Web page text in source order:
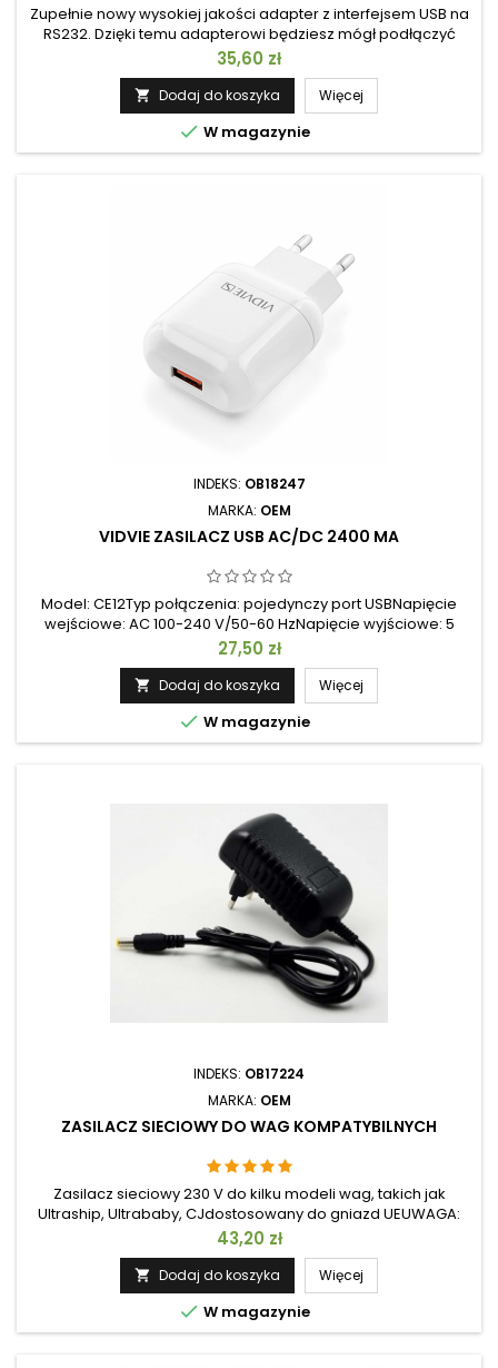
Zupełnie nowy wysokiej jakości adapter z interfejsem USB na
RS232. Dzięki temu adapterowi będziesz mógł podłączyć
komputer do wielu urządzeń (takich jak drukarki, wagi i kasy)
za pośrednictwem interfejsu szeregowego RS232! Cechy
produktu: Kompatybilny z USB 2.0 i USB 1.1 Prędkość transmisji
do 2 Mbps! Jeśli jednak chcesz użyć adaptera do bardziej...
Cena
35,60 zł
 Dodaj do koszyka Więcej
 W magazynie
INDEKS: OB18247
MARKA: OEM
VIDVIE ZASILACZ USB AC/DC 2400 MA
Model: CE12Typ połączenia: pojedynczy port USBNapięcie
wejściowe: AC 100-240 V/50-60 HzNapięcie wyjściowe: 5
VPrąd wyjściowy: 2400 mAKolor: białyOchrona: Ochrona
przed przepięciem i przetężeniemCertyfikaty
bezpieczeństwa: CE, ROHS
Cena
27,50 zł
 Dodaj do koszyka Więcej
 W magazynie
INDEKS: OB17224
MARKA: OEM
ZASILACZ SIECIOWY DO WAG KOMPATYBILNYCH
Zasilacz sieciowy 230 V do kilku modeli wag, takich jak
Ultraship, Ultrababy, CJdostosowany do gniazd UEUWAGA:
Adapter pasuje do wag z naszej oferty, przy składaniu
zamówienia nie zapomnij wpisać w uwagach modelu wagi,
do której adapter jest przeznaczony.
Cena
43,20 zł
 Dodaj do koszyka Więcej
 W magazynie